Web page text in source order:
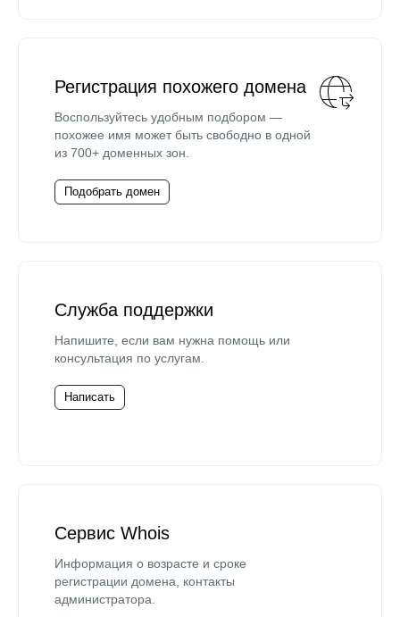
Регистрация похожего домена
Воспользуйтесь удобным подбором —
похожее имя может быть свободно в одной
из 700+ доменных зон.
Подобрать домен
Служба поддержки
Напишите, если вам нужна помощь или
консультация по услугам.
Написать
Сервис Whois
Информация о возрасте и сроке
регистрации домена, контакты
администратора.